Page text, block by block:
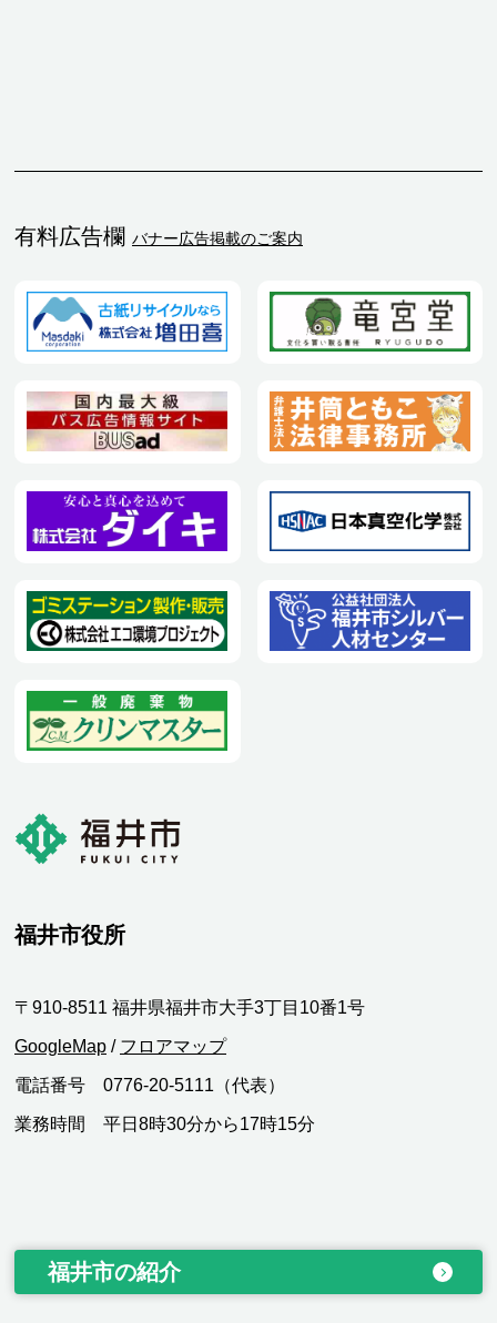
有料広告欄 バナー広告掲載のご案内
福井市役所
〒910-8511 福井県福井市大手3丁目10番1号
GoogleMap / フロアマップ
電話番号 0776-20-5111（代表）
業務時間 平日8時30分から17時15分
福井市の紹介